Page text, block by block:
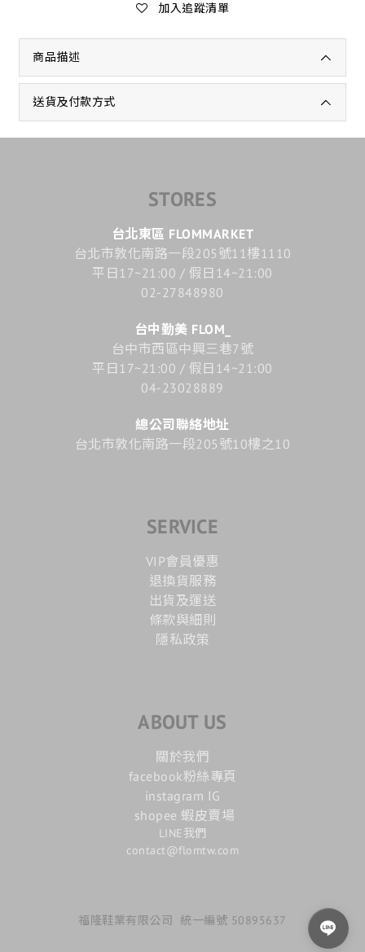
加入追蹤清單
商品描述
送貨及付款方式
STORES
台北東區 FLOMMARKET
台北市敦化南路一段205號11樓1110
平日17~21:00 / 假日14~21:00
02-27848980
台中勤美 FLOM_
台中市西區中興三巷7號
平日17~21:00 / 假日14~21:00
04-23028889
總公司聯絡地址
台北市敦化南路一段205號10樓之10
SERVICE
VIP會員優惠
退換貨服務
出貨及運送
條款與細則
隱私政策
ABOUT US
關於我們
facebook粉絲專頁
instagram IG
shopee 蝦皮賣場
LINE我們
contact@flomtw.com
福隆鞋業有限公司 統一編號 50895637